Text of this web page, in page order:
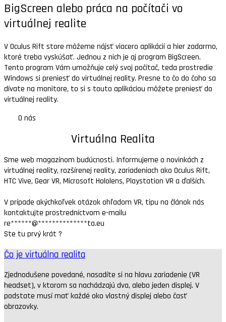
BigScreen alebo práca na počítači vo
virtuálnej realite
V Oculus Rift store môžeme nájsť viacero aplikácií a hier zadarmo,
ktoré treba vyskúšať. Jednou z nich je aj program BigScreen.
Tento program Vám umožňuje celý svoj počítač, teda prostredie
Windows si preniesť do virtuálnej reality. Presne to čo do čoho sa
dívate na monitore, to si s touto aplikáciou môžete preniesť do
virtuálnej reality.
O nás
Virtuálna Realita
Sme web magazínom budúcnosti. Informujeme o novinkách z
virtuálnej reality, rozšírenej reality, zariadeniach ako Oculus Rift,
HTC Vive, Gear VR, Microsoft Hololens, Playstation VR a ďalších.
V prípade akýchkoľvek otázok ohľadom VR, tipu na článok nás
kontaktujte prostredníctvom e-mailu
re******@**************ta.eu
Ste tu prvý krát ?
Čo je virtuálna realita
Zjednodušene povedané, nasadíte si na hlavu zariadenie (VR
headset), v ktorom sa nachádzajú dva, alebo jeden displej. V
podstate musí mať každé oko vlastný displej alebo časť
obrazovky.